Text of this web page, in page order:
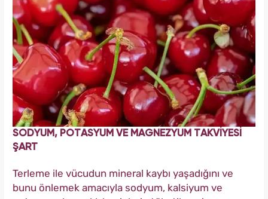
SODYUM, POTASYUM VE MAGNEZYUM TAKVİYESİ
ŞART
Terleme ile vücudun mineral kaybı yaşadığını ve
bunu önlemek amacıyla sodyum, kalsiyum ve